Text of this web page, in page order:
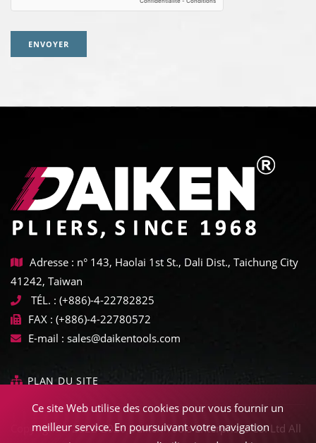
ENVOYER
Adresse : n° 143, Haolai 1st St., Dali Dist., Taichung City
41242, Taiwan
TÉL. : (+886)-4-22782825
FAX : (+886)-4-22780572
E-mail : sales@daikentools.com
PLAN DU SITE
Copyright © 2022-2026 Daiken Tools Enterprises Co. Ltd All
Ce site Web utilise des cookies pour vous fournir un
meilleur service. En poursuivant votre navigation